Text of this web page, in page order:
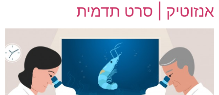
אנזוטיק | סרט תדמית